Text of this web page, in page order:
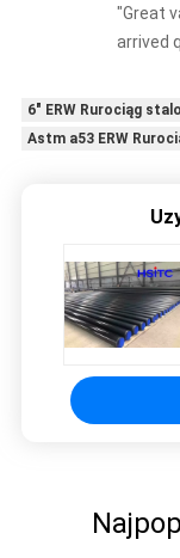
eye
once
taking
IPD
the
"Great
arrived
6" ERW Rurociąg
Astm a53 ERW